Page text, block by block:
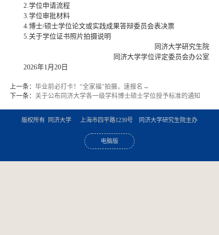
2.学位申请流程
3.学位审批材料
4.博士/硕士学位论文或实践成果答辩委员会表决票
5.关于学位证书照片拍摄说明
同济大学研究生院
同济大学学位评定委员会办公室
2026年1月20日
上一条： 毕业前必打卡！“全家福”拍摄，速报名→
下一条： 关于公布同济大学各一级学科博士硕士学位授予标准的通知
版权所有 同济大学 上海市四平路1239号 同济大学研究生院主办
电脑版